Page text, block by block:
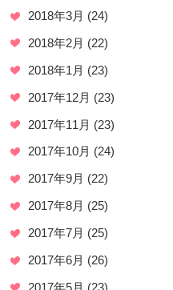
2018年3月 (24)
2018年2月 (22)
2018年1月 (23)
2017年12月 (23)
2017年11月 (23)
2017年10月 (24)
2017年9月 (22)
2017年8月 (25)
2017年7月 (25)
2017年6月 (26)
2017年5月 (23)